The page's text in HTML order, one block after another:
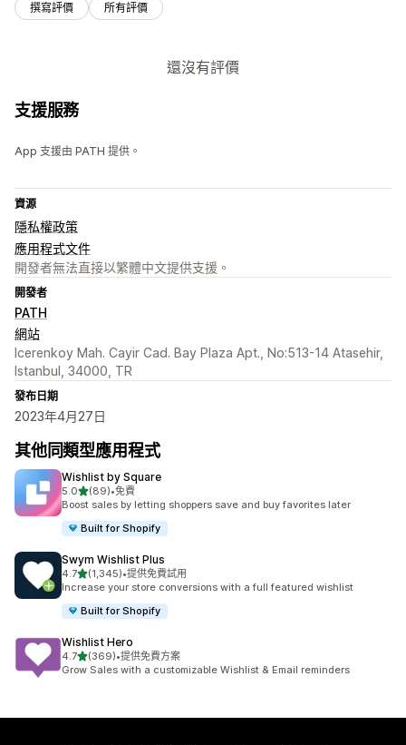
撰寫評價 所有評價
還沒有評價
支援服務
App 支援由 PATH 提供。
資源
隱私權政策
應用程式文件
開發者無法直接以繁體中文提供支援。
開發者
PATH
網站
Icerenkoy Mah. Cayir Cad. Bay Plaza Apt., No:513-14 Atasehir,
Istanbul, 34000, TR
發布日期
2023年4月27日
其他同類型應用程式
Wishlist by Square
5.0滿分 5 顆星
(89)
共有 89 則評價
•免費
Boost sales by letting shoppers save and buy favorites later
Built for Shopify
Swym Wishlist Plus
4.7滿分 5 顆星
(1,345)
共有 1345 則評價
•提供免費試用
Increase your store conversions with a full featured wishlist
Built for Shopify
Wishlist Hero
4.7滿分 5 顆星
(369)
共有 369 則評價
•提供免費方案
Grow Sales with a customizable Wishlist & Email reminders